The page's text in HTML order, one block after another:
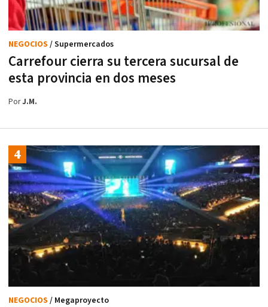
Carrefour cierra su tercera sucursal de
esta provincia en dos meses
NEGOCIOS / Supermercados
PorJ.M.
NEGOCIOS / Megaproyecto